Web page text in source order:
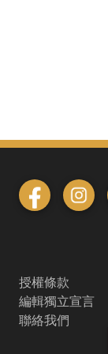
授權條款
編輯獨立宣言
聯絡我們